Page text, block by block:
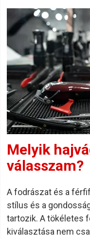
Melyik
válasszam?
A fodrászat és a
stílus és a
tartozik. A tökéletes
kiválasztása nem